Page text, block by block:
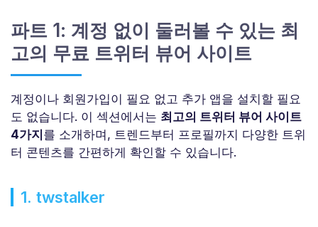
파트 1: 계정 없이 둘러볼 수 있는 최
고의 무료 트위터 뷰어 사이트
계정이나 회원가입이 필요 없고 추가 앱을 설치할 필요
도 없습니다. 이 섹션에서는 최고의 트위터 뷰어 사이트
4가지를 소개하며, 트렌드부터 프로필까지 다양한 트위
터 콘텐츠를 간편하게 확인할 수 있습니다.
1. twstalker